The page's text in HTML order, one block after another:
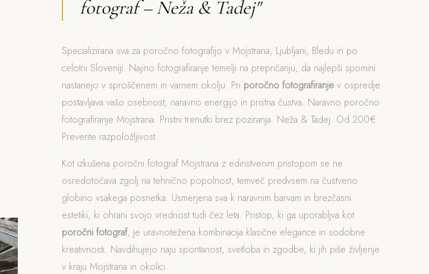
fotograf – Neža & Tadej"
Specializirana sva za poročno fotografijo v Mojstrana, Ljubljani, Bledu in po
celotni Sloveniji. Najino fotografiranje temelji na prepričanju, da najlepši spomini
nastanejo v sproščenem in varnem okolju. Pri poročno fotografiranjev ospredje
postavljava vašo osebnost, naravno energijo in pristna čustva. Naravno poročno
fotografiranje Mojstrana. Pristni trenutki brez poziranja. Neža & Tadej. Od 200€.
Preverite razpoložljivost.
Kot izkušena poročni fotograf Mojstrana z edinstvenim pristopom se ne
osredotočava zgolj na tehnično popolnost, temveč predvsem na čustveno
globino vsakega posnetka. Usmerjena sva k naravnim barvam in brezčasni
estetiki, ki ohrani svojo vrednost tudi čez leta. Pristop, ki ga uporabljva kot
poročni fotograf, je uravnotežena kombinacija klasične elegance in sodobne
kreativnosti. Navdihujejo naju spontanost, svetloba in zgodbe, ki jih piše življenje
v kraju Mojstrana in okolici.